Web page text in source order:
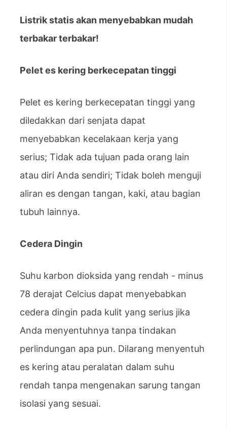
Listrik statis akan menyebabkan mudah
terbakar terbakar!
Pelet es kering berkecepatan tinggi
Pelet es kering berkecepatan tinggi yang
diledakkan dari senjata dapat
menyebabkan kecelakaan kerja yang
serius; Tidak ada tujuan pada orang lain
atau diri Anda sendiri; Tidak boleh menguji
aliran es dengan tangan, kaki, atau bagian
tubuh lainnya.
Cedera Dingin
Suhu karbon dioksida yang rendah - minus
78 derajat Celcius dapat menyebabkan
cedera dingin pada kulit yang serius jika
Anda menyentuhnya tanpa tindakan
perlindungan apa pun. Dilarang menyentuh
es kering atau peralatan dalam suhu
rendah tanpa mengenakan sarung tangan
isolasi yang sesuai.